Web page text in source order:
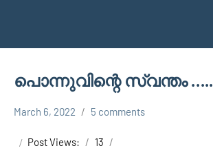
പൊന്നുവിന്റെ സ്വന്തം …..
March 6, 2022
Cm
5 comments
Post Views: 13